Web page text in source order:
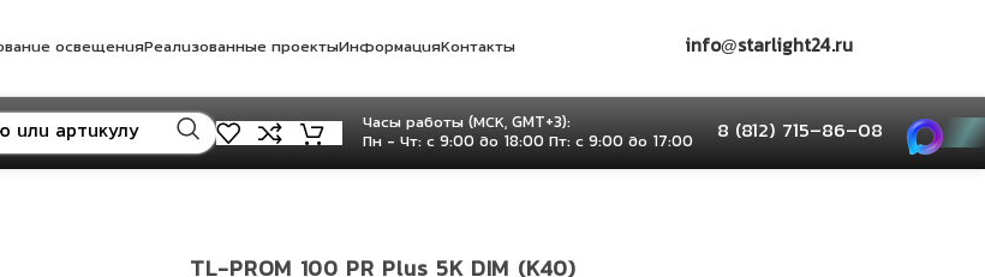
освещенияРеализованные проектыИнформацияКонтакты info@starlight24.ru
Часы работы (МСК, GMT+3):
Пн - Чт: с 9:00 до 18:00 Пт: с 9:00 до 17:00
8 (812) 715–86–08
TL-PROM 100 PR Plus 5K DIM (К40)